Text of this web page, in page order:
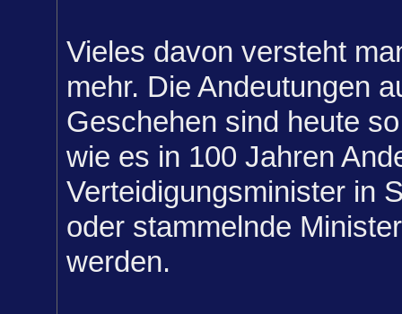
Vieles davon versteht
mehr. Die Andeutungen
Geschehen sind heute
wie es in 100 Jahren
Verteidigungsminister in
oder stammelnde
werden.